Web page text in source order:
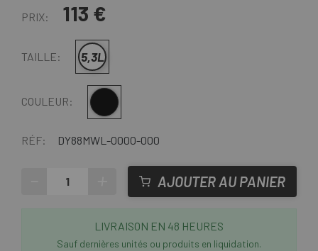
PRIX: 113 €
TAILLE: 5,3L
COULEUR:
RÉF: DY88MWL-0000-000
AJOUTER AU PANIER
LIVRAISON EN 48 HEURES
Sauf dernières unités ou produits en liquidation.